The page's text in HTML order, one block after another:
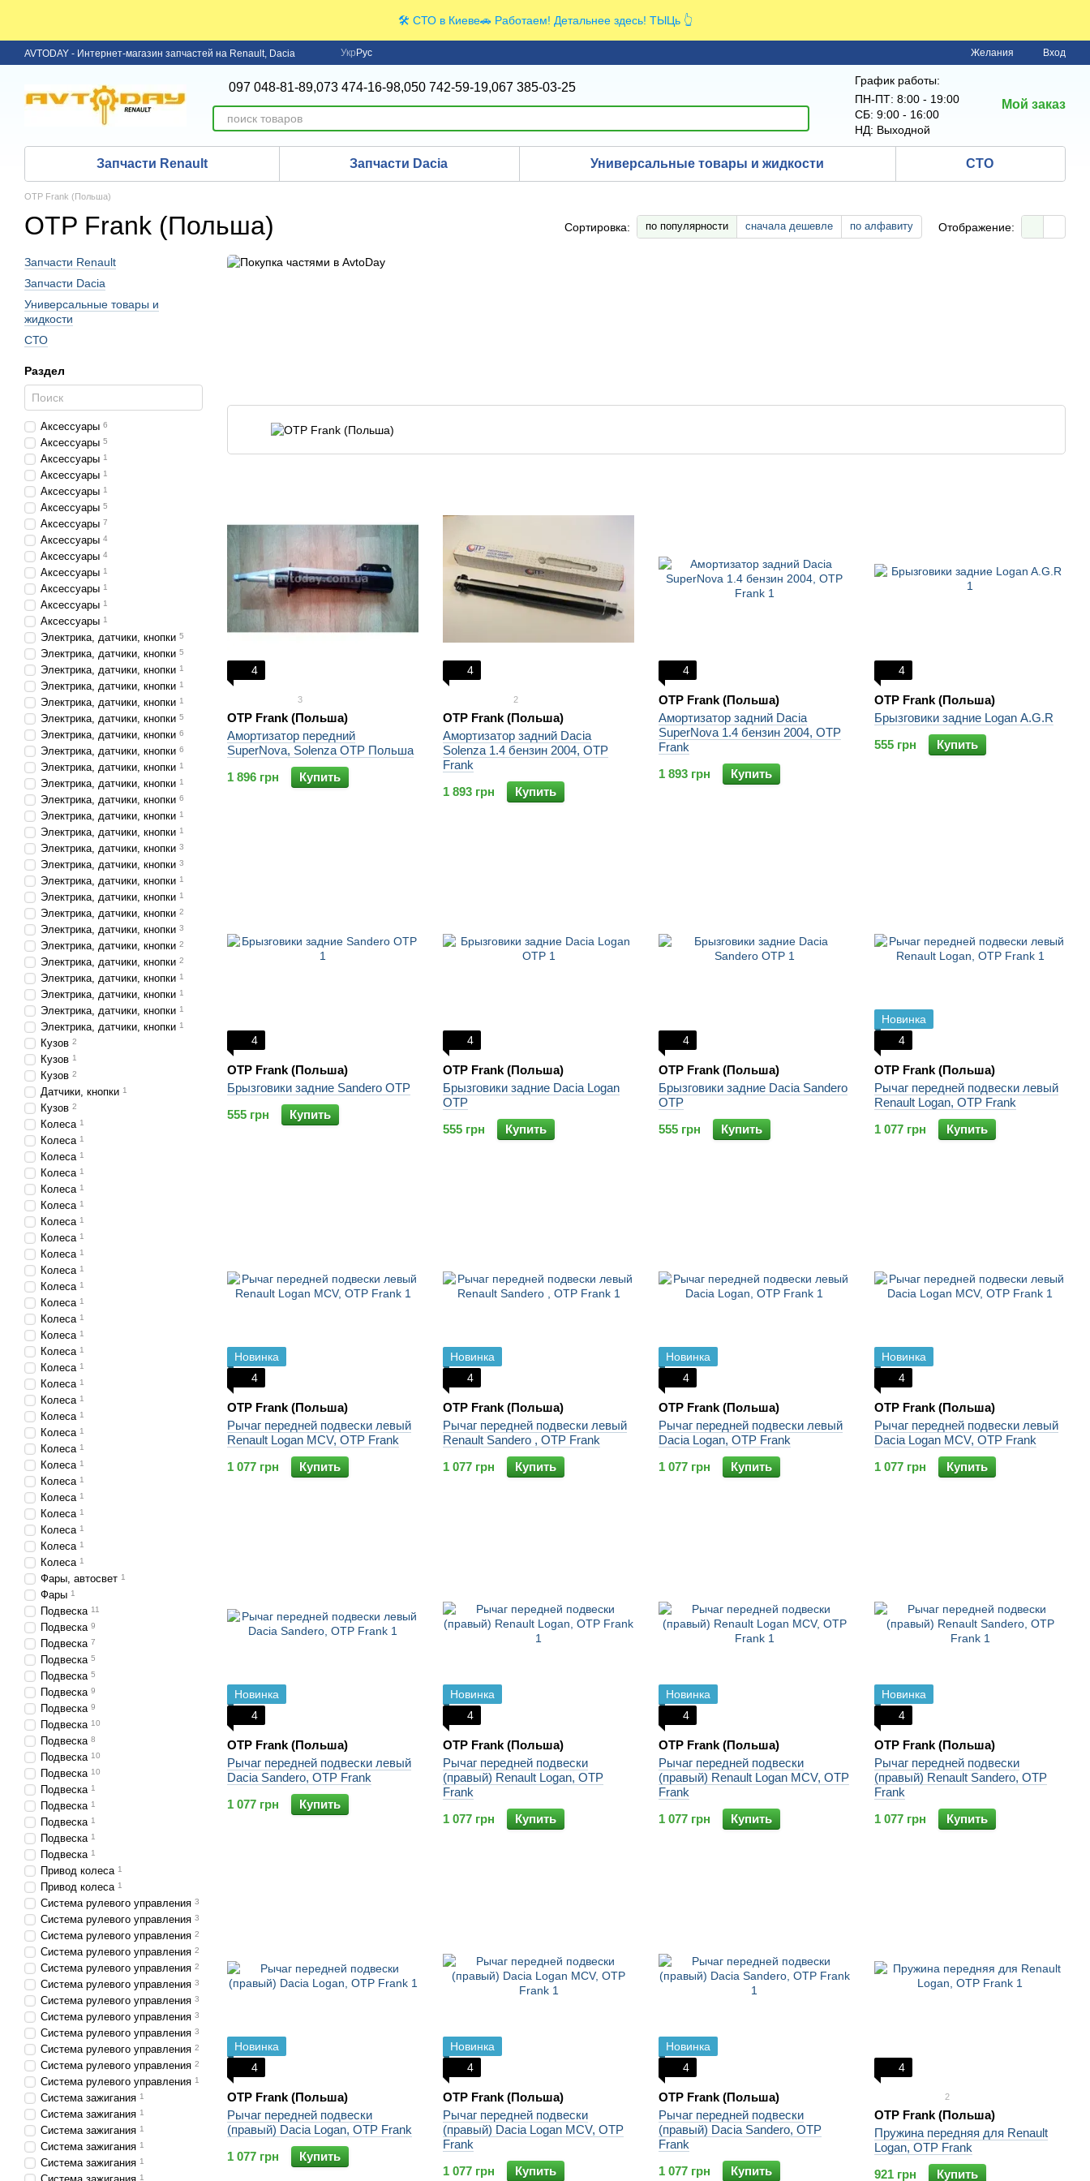
🛠️ СТО в Киеве🚗 Работаем! Детальнее здесь! ТЫЦь 👆
AVTODAY - Интернет-магазин запчастей на Renault, Dacia Укр Рус Желания Вход
097 048-81-89,073 474-16-98,050 742-59-19,067 385-03-25
График работы:
ПН-ПТ: 8:00 - 19:00
СБ: 9:00 - 16:00
НД: Выходной
Мой заказ
Запчасти Renault Запчасти Dacia Универсальные товары и жидкости СТО
OTP Frank (Польша)
OTP Frank (Польша) Сортировка: по популярности сначала дешевле по алфавиту Отображение:
4
3
OTP Frank (Польша)
Амортизатор передний
SuperNova, Solenza OTP Польша
1 896 грн
Купить
4
2
OTP Frank (Польша)
Амортизатор задний Dacia
Solenza 1.4 бензин 2004, OTP
Frank
1 893 грн
Купить
4
OTP Frank (Польша)
Амортизатор задний Dacia
SuperNova 1.4 бензин 2004, OTP
Frank
1 893 грн
Купить
4
OTP Frank (Польша)
Брызговики задние Logan A.G.R
555 грн
Купить
4
OTP Frank (Польша)
Брызговики задние Sandero OTP
555 грн
Купить
4
OTP Frank (Польша)
Брызговики задние Dacia Logan
OTP
555 грн
Купить
4
OTP Frank (Польша)
Брызговики задние Dacia Sandero
OTP
555 грн
Купить
Новинка
4
OTP Frank (Польша)
Рычаг передней подвески левый
Renault Logan, OTP Frank
1 077 грн
Купить
Новинка
4
OTP Frank (Польша)
Рычаг передней подвески левый
Renault Logan MCV, OTP Frank
1 077 грн
Купить
Новинка
4
OTP Frank (Польша)
Рычаг передней подвески левый
Renault Sandero , OTP Frank
1 077 грн
Купить
Новинка
4
OTP Frank (Польша)
Рычаг передней подвески левый
Dacia Logan, OTP Frank
1 077 грн
Купить
Новинка
4
OTP Frank (Польша)
Рычаг передней подвески левый
Dacia Logan MCV, OTP Frank
1 077 грн
Купить
Новинка
4
OTP Frank (Польша)
Рычаг передней подвески левый
Dacia Sandero, OTP Frank
1 077 грн
Купить
Новинка
4
OTP Frank (Польша)
Рычаг передней подвески
(правый) Renault Logan, OTP
Frank
1 077 грн
Купить
Новинка
4
OTP Frank (Польша)
Рычаг передней подвески
(правый) Renault Logan MCV, OTP
Frank
1 077 грн
Купить
Новинка
4
OTP Frank (Польша)
Рычаг передней подвески
(правый) Renault Sandero, OTP
Frank
1 077 грн
Купить
Новинка
4
OTP Frank (Польша)
Рычаг передней подвески
(правый) Dacia Logan, OTP Frank
1 077 грн
Купить
Новинка
4
OTP Frank (Польша)
Рычаг передней подвески
(правый) Dacia Logan MCV, OTP
Frank
1 077 грн
Купить
Новинка
4
OTP Frank (Польша)
Рычаг передней подвески
(правый) Dacia Sandero, OTP
Frank
1 077 грн
Купить
4
2
OTP Frank (Польша)
Пружина передняя для Renault
Logan, OTP Frank
921 грн
Купить
Запчасти Renault
Запчасти Dacia
Универсальные товары и
жидкости
СТО
Раздел
Аксессуары 6
Аксессуары 5
Аксессуары 1
Аксессуары 1
Аксессуары 1
Аксессуары 5
Аксессуары 7
Аксессуары 4
Аксессуары 4
Аксессуары 1
Аксессуары 1
Аксессуары 1
Аксессуары 1
Электрика, датчики, кнопки 5
Электрика, датчики, кнопки 5
Электрика, датчики, кнопки 1
Электрика, датчики, кнопки 1
Электрика, датчики, кнопки 1
Электрика, датчики, кнопки 5
Электрика, датчики, кнопки 6
Электрика, датчики, кнопки 6
Электрика, датчики, кнопки 1
Электрика, датчики, кнопки 1
Электрика, датчики, кнопки 6
Электрика, датчики, кнопки 1
Электрика, датчики, кнопки 1
Электрика, датчики, кнопки 3
Электрика, датчики, кнопки 3
Электрика, датчики, кнопки 1
Электрика, датчики, кнопки 1
Электрика, датчики, кнопки 2
Электрика, датчики, кнопки 3
Электрика, датчики, кнопки 2
Электрика, датчики, кнопки 2
Электрика, датчики, кнопки 1
Электрика, датчики, кнопки 1
Электрика, датчики, кнопки 1
Электрика, датчики, кнопки 1
Кузов 2
Кузов 1
Кузов 2
Датчики, кнопки 1
Кузов 2
Колеса 1
Колеса 1
Колеса 1
Колеса 1
Колеса 1
Колеса 1
Колеса 1
Колеса 1
Колеса 1
Колеса 1
Колеса 1
Колеса 1
Колеса 1
Колеса 1
Колеса 1
Колеса 1
Колеса 1
Колеса 1
Колеса 1
Колеса 1
Колеса 1
Колеса 1
Колеса 1
Колеса 1
Колеса 1
Колеса 1
Колеса 1
Колеса 1
Фары, автосвет 1
Фары 1
Подвеска 11
Подвеска 9
Подвеска 7
Подвеска 5
Подвеска 5
Подвеска 9
Подвеска 9
Подвеска 10
Подвеска 8
Подвеска 10
Подвеска 10
Подвеска 1
Подвеска 1
Подвеска 1
Подвеска 1
Подвеска 1
Привод колеса 1
Привод колеса 1
Система рулевого управления 3
Система рулевого управления 3
Система рулевого управления 2
Система рулевого управления 2
Система рулевого управления 2
Система рулевого управления 3
Система рулевого управления 3
Система рулевого управления 3
Система рулевого управления 3
Система рулевого управления 2
Система рулевого управления 2
Система рулевого управления 1
Система зажигания 1
Система зажигания 1
Система зажигания 1
Система зажигания 1
Система зажигания 1
1